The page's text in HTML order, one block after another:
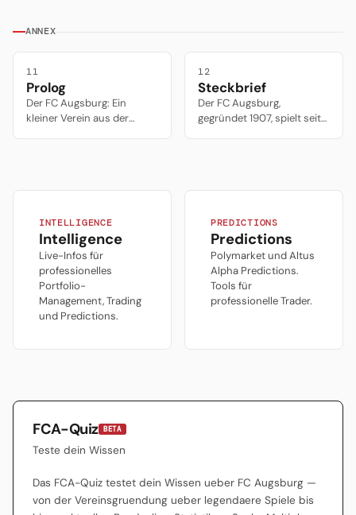
ANNEX
11
Prolog
Der FC Augsburg: Ein
kleiner Verein aus der
12
Steckbrief
Der FC Augsburg,
gegründet 1907, spielt seit
WWK Arena.
INTELLIGENCE
Intelligence
Live-Infos für
professionelles
Portfolio-
Management, Trading
und Predictions.
PREDICTIONS
Predictions
Polymarket und Altus
Alpha Predictions.
Tools für
professionelle Trader.
FCA-Quiz BETA
Teste dein Wissen
Das FCA-Quiz testet dein Wissen ueber FC Augsburg —
von der Vereinsgruendung ueber legendaere Spiele bis